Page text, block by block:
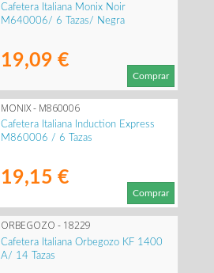
Cafetera Italiana Monix Noir
M640006/ 6 Tazas/ Negra
19,09 €
Comprar
MONIX - M860006
Cafetera Italiana Induction Express
M860006 / 6 Tazas
19,15 €
Comprar
ORBEGOZO - 18229
Cafetera Italiana Orbegozo KF 1400
A/ 14 Tazas